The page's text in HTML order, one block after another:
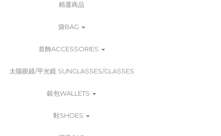
精選商品
袋BAG
首飾ACCESSORIES
太陽眼鏡/平光鏡 SUNGLASSES/GLASSES
銀包WALLETS
鞋SHOES